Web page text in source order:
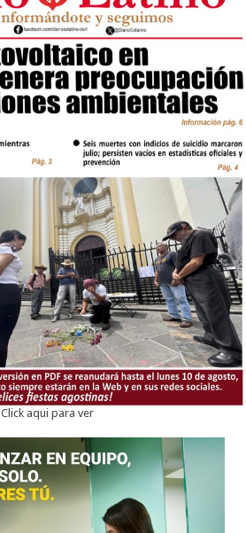
Click aqui para ver